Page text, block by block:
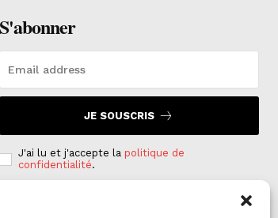
S'abonner
JE SOUSCRIS
J'ai lu et j'accepte la politique de
confidentialité.